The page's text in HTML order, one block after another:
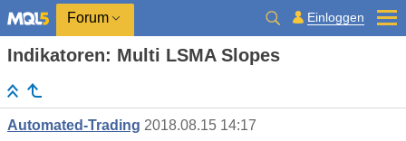
Forum Einloggen
Indikatoren: Multi LSMA Slopes
Automated-Trading 2018.08.15 14:17